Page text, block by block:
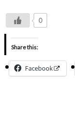
0
Share this:
Facebook